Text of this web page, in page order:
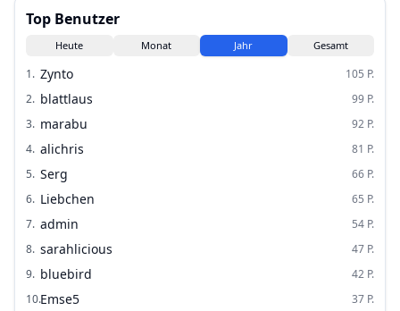
Top Benutzer
Heute Monat Jahr Gesamt
1. Zynto 105 P.
2. blattlaus 99 P.
3. marabu 92 P.
4. alichris 81 P.
5. Serg 66 P.
6. Liebchen 65 P.
7. admin 54 P.
8. sarahlicious 47 P.
9. bluebird 42 P.
10.Emse5 37 P.